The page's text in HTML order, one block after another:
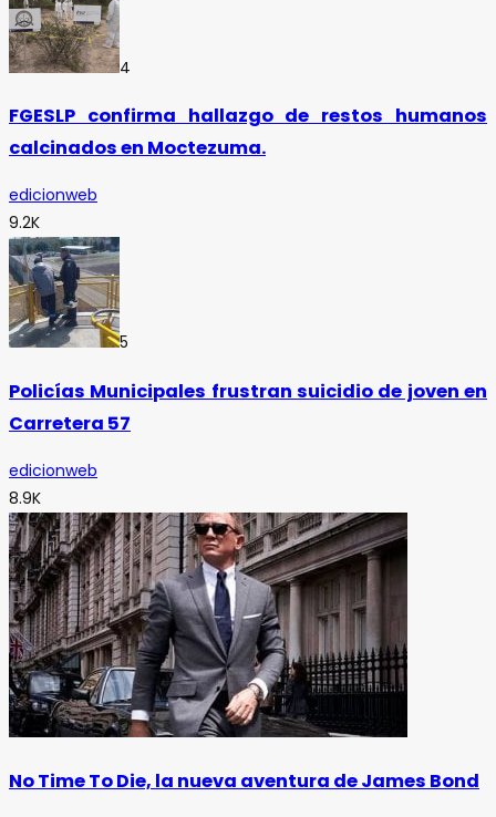
4
FGESLP confirma hallazgo de restos humanos
calcinados en Moctezuma.
edicionweb
9.2K
5
Policías Municipales frustran suicidio de joven en
Carretera 57
edicionweb
8.9K
No Time To Die, la nueva aventura de James Bond